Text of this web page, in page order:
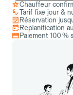
Chauffeur
Tarif fixe jour &
Réservation
Replanification
Paiement 100 %